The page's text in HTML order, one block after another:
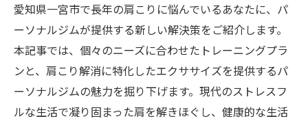
愛知県一宮市で長年の肩こりに悩んでいるあなたに、パ
ーソナルジムが提供する新しい解決策をご紹介します。
本記事では、個々のニーズに合わせたトレーニングプラ
ンと、肩こり解消に特化したエクササイズを提供するパ
ーソナルジムの魅力を掘り下げます。現代のストレスフ
ルな生活で凝り固まった肩を解きほぐし、健康的な生活